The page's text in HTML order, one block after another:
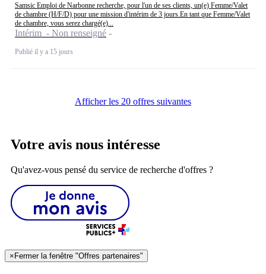
Samsic Emploi de Narbonne recherche, pour l'un de ses clients, un(e) Femme/Valet
de chambre (H/F/D) pour une mission d'intérim de 3 jours.En tant que Femme/Valet
de chambre, vous serez chargé(e)...
Intérim - Non renseigné
Publié il y a 15 jours
Afficher les 20 offres suivantes
Votre avis nous intéresse
Qu'avez-vous pensé du service de recherche d'offres ?
×Fermer la fenêtre "Offres partenaires"